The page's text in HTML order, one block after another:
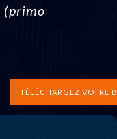
(primo
TÉLÉCHARGEZ VOTRE